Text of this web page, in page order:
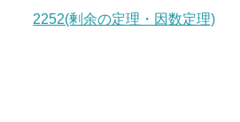
2252(剰余の定理・因数定理)